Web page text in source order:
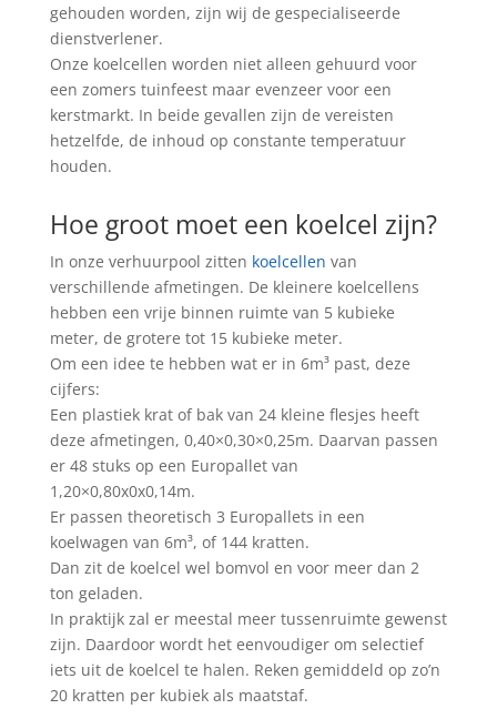
gehouden worden, zijn wij de gespecialiseerde
dienstverlener.
Onze koelcellen worden niet alleen gehuurd voor
een zomers tuinfeest maar evenzeer voor een
kerstmarkt. In beide gevallen zijn de vereisten
hetzelfde, de inhoud op constante temperatuur
houden.
Hoe groot moet een koelcel zijn?
In onze verhuurpool zitten koelcellen van
verschillende afmetingen. De kleinere koelcellens
hebben een vrije binnen ruimte van 5 kubieke
meter, de grotere tot 15 kubieke meter.
Om een idee te hebben wat er in 6m³ past, deze
cijfers:
Een plastiek krat of bak van 24 kleine flesjes heeft
deze afmetingen, 0,40×0,30×0,25m. Daarvan passen
er 48 stuks op een Europallet van
1,20×0,80x0x0,14m.
Er passen theoretisch 3 Europallets in een
koelwagen van 6m³, of 144 kratten.
Dan zit de koelcel wel bomvol en voor meer dan 2
ton geladen.
In praktijk zal er meestal meer tussenruimte gewenst
zijn. Daardoor wordt het eenvoudiger om selectief
iets uit de koelcel te halen. Reken gemiddeld op zo’n
20 kratten per kubiek als maatstaf.